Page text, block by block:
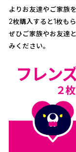
よりお友達やご家族
2枚購入すると1枚も
ぜひご家族やお友達
みください。